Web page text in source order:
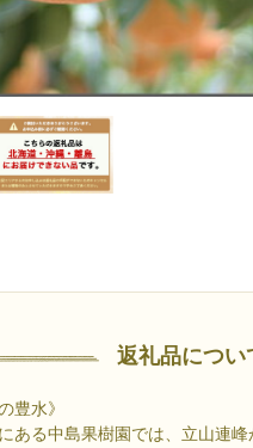
返礼品につい
豊水》
ある中島果樹園では、立山連